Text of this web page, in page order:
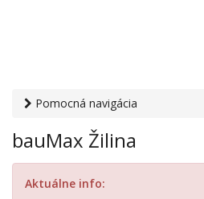
Pomocná navigácia
pre majstrov› bauMax Žilina
bauMax Žilina
Aktuálne info: